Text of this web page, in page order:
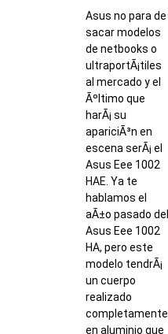
Asus no para de
sacar modelos
de netbooks o
ultraportÃ¡tiles
al mercado y el
Ãºltimo que
harÃ¡ su
apariciÃ³n en
escena serÃ¡ el
Asus Eee 1002
HAE. Ya te
hablamos el
aÃ±o pasado del
Asus Eee 1002
HA, pero este
modelo tendrÃ¡
un cuerpo
realizado
completamente
en aluminio que